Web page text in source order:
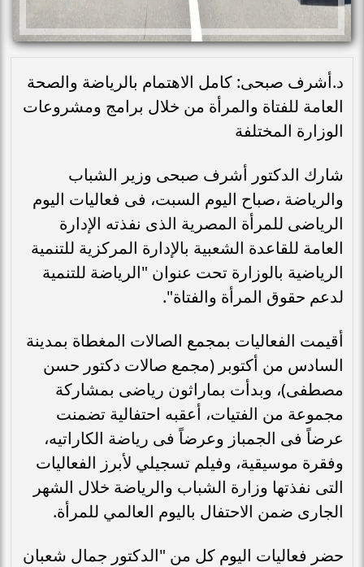
د.أشرف صبحى: كامل الاهتمام بالرياضة والصحة
العامة للفتاة والمرأة من خلال برامج ومشروعات
الوزارة المختلفة
شارك الدكتور أشرف صبحى وزير الشباب
والرياضة ،صباح اليوم السبت، فى فعاليات اليوم
الرياضى للمرأة المصرية الذى نفذته الإدارة
العامة للقاعدة الشعبية بالإدارة المركزية للتنمية
الرياضية بالوزارة تحت عنوان "الرياضة للتنمية
لدعم حقوق المرأة والفتاة".
أقيمت الفعاليات بمجمع الصالات المغطاة بمدينة
السادس من أكتوبر (مجمع صالات دكتور حسن
مصطفى)، وبدأت بماراثون رياضى بمشاركة
مجموعة من الفتيات، أعقبه احتفالية تضمنت
عرضاً فى الجمباز وعرضاً فى رياضة الكاراتيه،
وفقرة موسيقية، وفيلم تسجيلي لأبرز الفعاليات
التى نفذتها وزارة الشباب والرياضة خلال الشهر
الجارى ضمن الاحتفال باليوم العالمي للمرأة.
حضر فعاليات اليوم كل من "الدكتور جمال شعبان